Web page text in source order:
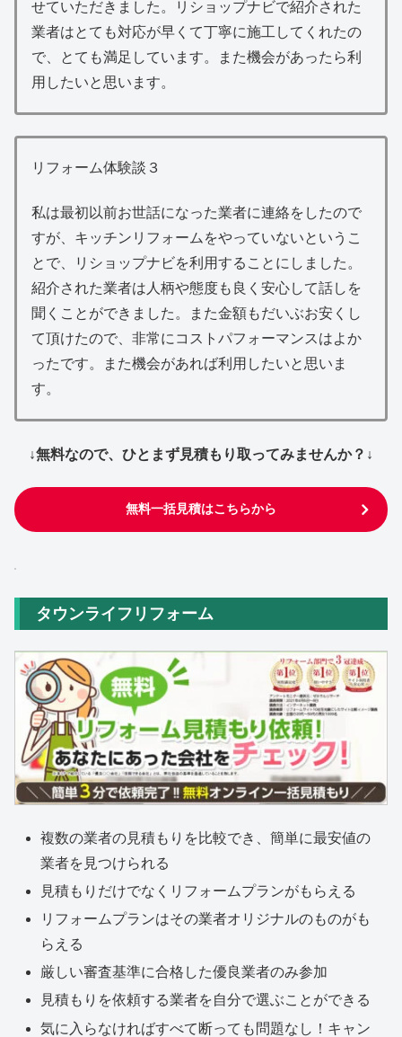
せていただきました。リショップナビで紹介された
業者はとても対応が早くて丁寧に施工してくれたの
で、とても満足しています。また機会があったら利
用したいと思います。
リフォーム体験談３
私は最初以前お世話になった業者に連絡をしたので
すが、キッチンリフォームをやっていないというこ
とで、リショップナビを利用することにしました。
紹介された業者は人柄や態度も良く安心して話しを
聞くことができました。また金額もだいぶお安くし
て頂けたので、非常にコストパフォーマンスはよか
ったです。また機会があれば利用したいと思いま
す。
↓無料なので、ひとまず見積もり取ってみませんか？↓
無料一括見積はこちらから
タウンライフリフォーム
複数の業者の見積もりを比較でき、簡単に最安値の
業者を見つけられる
見積もりだけでなくリフォームプランがもらえる
リフォームプランはその業者オリジナルのものがも
らえる
厳しい審査基準に合格した優良業者のみ参加
見積もりを依頼する業者を自分で選ぶことができる
気に入らなければすべて断っても問題なし！キャン